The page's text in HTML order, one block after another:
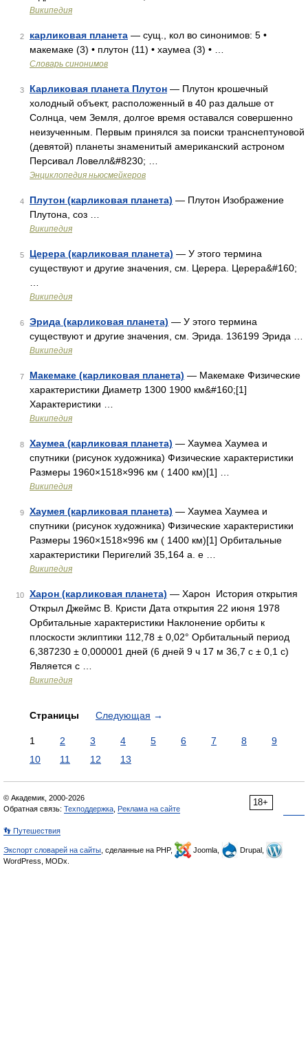
Википедия
2 карликовая планета — сущ., кол во синонимов: 5 •
макемаке (3) • плутон (11) • хаумеа (3) • …
Словарь синонимов
3 Карликовая планета Плутон — Плутон крошечный
холодный объект, расположенный в 40 раз дальше от
Солнца, чем Земля, долгое время оставался совершенно
неизученным. Первым принялся за поиски транснептуновой
(девятой) планеты знаменитый американский астроном
Персивал Ловелл&#8230; …
Энциклопедия ньюсмейкеров
4 Плутон (карликовая планета) — Плутон Изображение
Плутона, соз …
Википедия
5 Церера (карликовая планета) — У этого термина
существуют и другие значения, см. Церера. Церера&#160;
Википедия
6 Эрида (карликовая планета) — У этого термина
существуют и другие значения, см. Эрида. 136199 Эрида …
Википедия
7 Макемаке (карликовая планета) — Макемаке Физические
характеристики Диаметр 1300 1900 км&#160;[1]
Характеристики …
Википедия
8 Хаумеа (карликовая планета) — Хаумеа Хаумеа и
спутники (рисунок художника) Физические характеристики
Размеры 1960×1518×996 км ( 1400 км)[1] …
Википедия
9 Хаумея (карликовая планета) — Хаумеа Хаумеа и
спутники (рисунок художника) Физические характеристики
Размеры 1960×1518×996 км ( 1400 км)[1] Орбитальные
характеристики Перигелий 35,164 а. е …
Википедия
10 Харон (карликовая планета) — Харон История открытия
Открыл Джеймс В. Кристи Дата открытия 22 июня 1978
Орбитальные характеристики Наклонение орбиты к
плоскости эклиптики 112,78 ± 0,02° Орбитальный период
6,387230 ± 0,000001 дней (6 дней 9 ч 17 м 36,7 с ± 0,1 с)
Является с …
Википедия
Страницы Следующая →
1 2 3 4 5 6 7 8
9
10
11 12 13
18+
© Академик, 2000-2026
Обратная связь: Техподдержка Реклама на сайте
👣 Путешествия
Экспорт словарей на сайты , сделанные на PHP, Joomla,
Drupal,
WordPress, MODx.